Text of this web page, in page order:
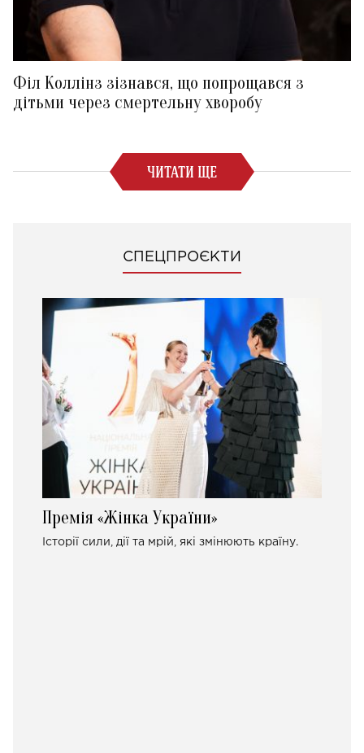
Філ Коллінз зізнався, що попрощався з
дітьми через смертельну хворобу
ЧИТАТИ ЩЕ
СПЕЦПРОЄКТИ
Премія «Жінка України»
Історії сили, дії та мрій, які змінюють країну.